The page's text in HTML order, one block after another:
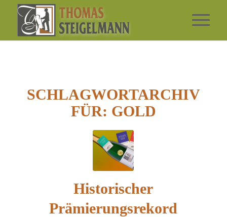
SCHLAGWORTARCHIV
FÜR: GOLD
Historischer
Prämierungsrekord